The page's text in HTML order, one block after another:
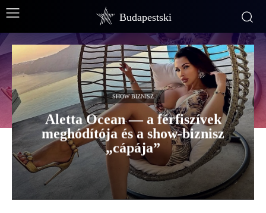
Budapestski
SHOW BIZNISZ
Aletta Ocean — a férfiszívek
meghódítója és a show-biznisz
„cápája”